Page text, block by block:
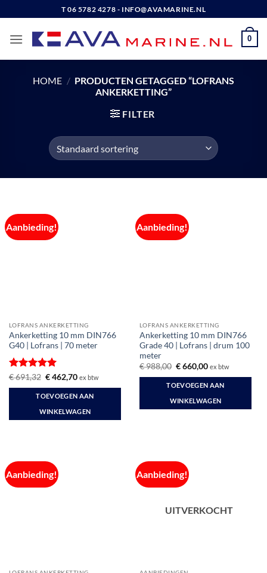
naar
inhoud
T 06 5782 4278 - INFO@AVAMARINE.NL
0
HOME / PRODUCTEN GETAGGED “LOFRANS
ANKERKETTING”
FILTER
Aanbieding!
LOFRANS ANKERKETTING
Ankerketting 10 mm DIN766
G40 | Lofrans | 70 meter
Gewaardeerd
5uit 5
€691,32 Oorspronkelijke
was:
€ 691,32.
€462,70Huidige
is:
€ 462,70.
ex btw
TOEVOEGEN AAN
WINKELWAGEN
Aanbieding!
LOFRANS ANKERKETTING
Ankerketting 10 mm DIN766
Grade 40 | Lofrans | drum 100
meter
€988,00 Oorspronkelijke
was:
€ 988,00.
€660,00Huidige
is:
€ 660,00.
ex btw
TOEVOEGEN AAN
WINKELWAGEN
Aanbieding! Aanbieding!
UITVERKOCHT